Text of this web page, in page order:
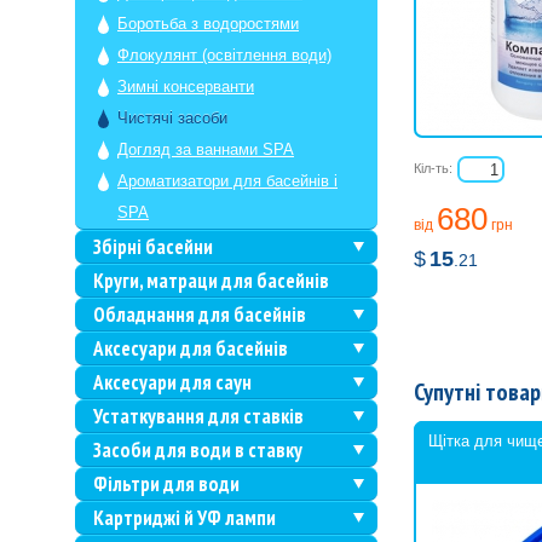
від 680 грн
$ 15 .21
Кіл-ть:
Супутні
Щітка для
Боротьба з водоростями
Флокулянт (освітлення води)
Зимні консерванти
Чистячі засоби
Догляд за ваннами SPA
Ароматизатори для басейнів і
SPA
Збірні басейни
Круги, матраци для басейнів
Обладнання для басейнів
Аксесуари для басейнів
Аксесуари для саун
Устаткування для ставків
Засоби для води в ставку
Фільтри для води
Картриджі й УФ лампи